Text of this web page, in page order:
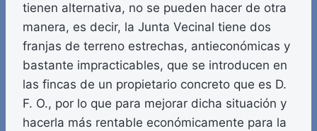
tienen alternativa, no se pueden hacer de otra
manera, es decir, la Junta Vecinal tiene dos
franjas de terreno estrechas, antieconómicas y
bastante impracticables, que se introducen en
las fincas de un propietario concreto que es D.
F. O., por lo que para mejorar dicha situación y
hacerla más rentable económicamente para la